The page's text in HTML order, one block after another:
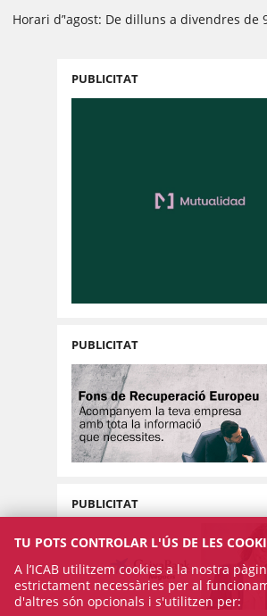
Horari d’'agost: De dilluns a divendres de
PUBLICITAT
PUBLICITAT
PUBLICITAT
TU POTS CONTROLAR L'ÚS DE LES
A l’ICAB utilitzem cookies a la nostra
estrictament necessàries per al
d'altres són opcionals i s'utilitzen per: